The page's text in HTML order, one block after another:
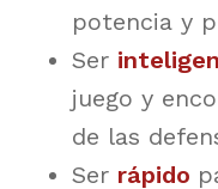
potencia y
Ser
juego y
de las
Ser rápido